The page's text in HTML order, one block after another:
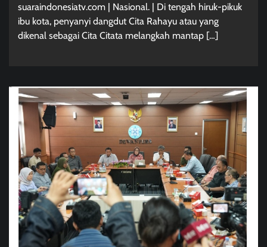
suaraindonesiatv.com | Nasional. | Di tengah hiruk-pikuk
ibu kota, penyanyi dangdut Cita Rahayu atau yang
dikenal sebagai Cita Citata melangkah mantap […]